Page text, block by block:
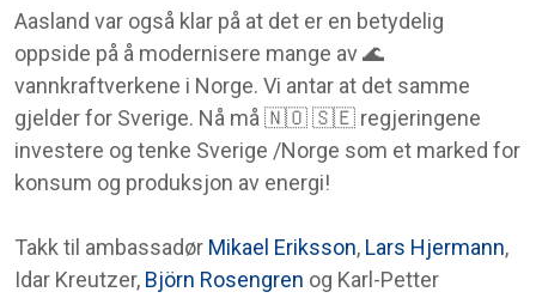
Aasland var også klar på at det er en betydelig
oppside på å modernisere mange av 🌊
vannkraftverkene i Norge. Vi antar at det samme
gjelder for Sverige. Nå må 🇳🇴 🇸🇪 regjeringene
investere og tenke Sverige /Norge som et marked for
konsum og produksjon av energi!
Takk til ambassadør Mikael Eriksson, Lars Hjermann,
Idar Kreutzer, Björn Rosengren og Karl-Petter